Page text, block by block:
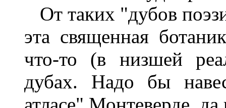
От таких "дубов
эта священная
что-то (в низшей
дубах. Надо бы